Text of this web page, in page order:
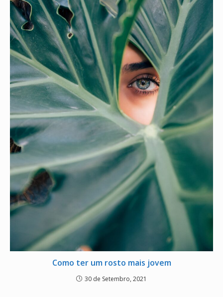
Como ter um rosto mais jovem
30 de Setembro, 2021